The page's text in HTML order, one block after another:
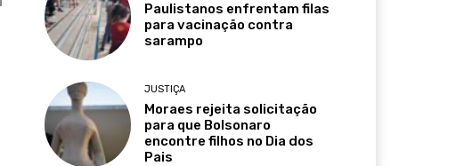
Paulistanos enfrentam filas
para vacinação contra
sarampo
JUSTIÇA
Moraes rejeita solicitação
para que Bolsonaro
encontre filhos no Dia dos
Pais